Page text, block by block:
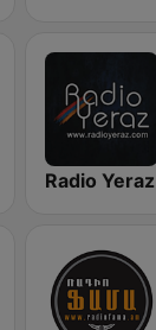
Radio Yeraz